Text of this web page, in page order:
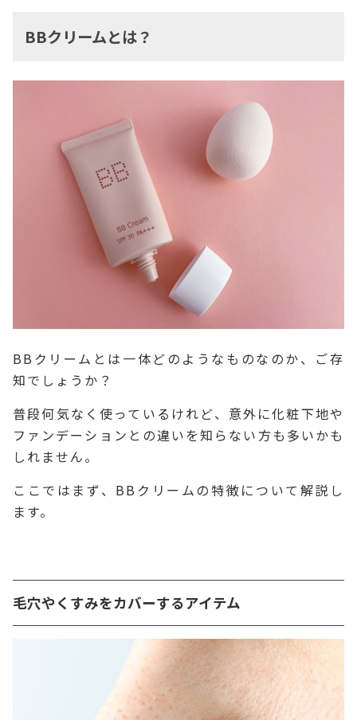
BBクリームとは？
BBクリームとは一体どのようなものなのか、ご存
知でしょうか？
普段何気なく使っているけれど、意外に化粧下地や
ファンデーションとの違いを知らない方も多いかも
しれません。
ここではまず、BBクリームの特徴について解説し
ます。
毛穴やくすみをカバーするアイテム